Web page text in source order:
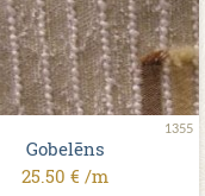
1355
Gobelēns
25.50 € /m